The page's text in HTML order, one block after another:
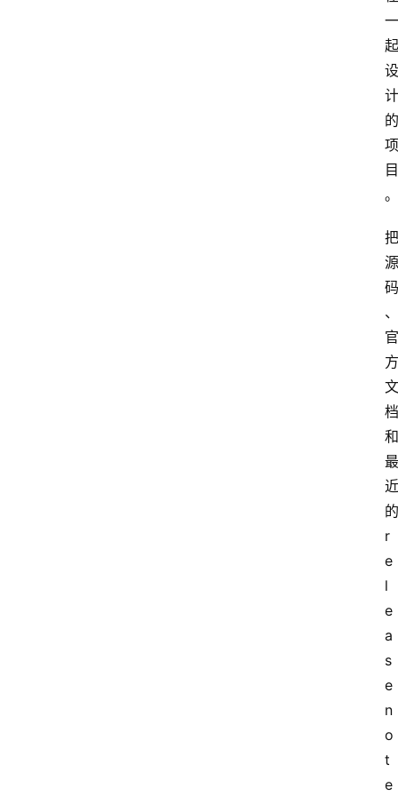
一
起
设
计
的
项
目
。
把
源
码
、
官
方
文
档
和
最
近
的
r
e
l
e
a
s
e
n
o
t
e